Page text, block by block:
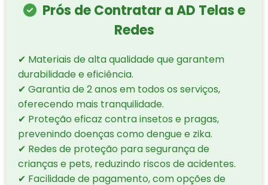
Prós de Contratar a AD Telas e
Redes
✔ Materiais de alta qualidade que garantem
durabilidade e eficiência.
✔ Garantia de 2 anos em todos os serviços,
oferecendo mais tranquilidade.
✔ Proteção eficaz contra insetos e pragas,
prevenindo doenças como dengue e zika.
✔ Redes de proteção para segurança de
crianças e pets, reduzindo riscos de acidentes.
✔ Facilidade de pagamento, com opções de